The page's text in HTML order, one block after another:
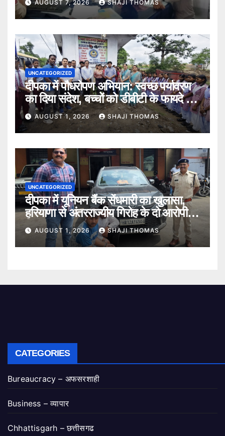
AUGUST 7, 2026 SHAJI THOMAS
UNCATEGORIZED
दीपका में पौधरोपण अभियान: स्वच्छ पर्यावरण
का दिया संदेश, बच्चों को डीबीटी के फायदे भी
बताए।
AUGUST 1, 2026 SHAJI THOMAS
UNCATEGORIZED
दीपका में यूनियन बैंक सेंधमारी का खुलासा,
हरियाणा से अंतरराज्यीय गिरोह के दो आरोपी
गिरफ्तार।
AUGUST 1, 2026 SHAJI THOMAS
CATEGORIES
Bureaucracy – अफसरशाही
Business – व्यापार
Chhattisgarh – छत्तीसगढ